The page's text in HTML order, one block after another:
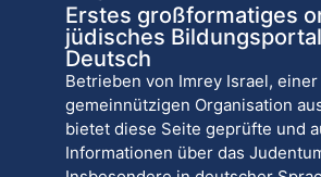
Erstes großformatiges
jüdisches
Deutsch
Betrieben von Imrey Israel, einer
gemeinnützigen Organisation
bietet diese Seite geprüfte und
Informationen über das